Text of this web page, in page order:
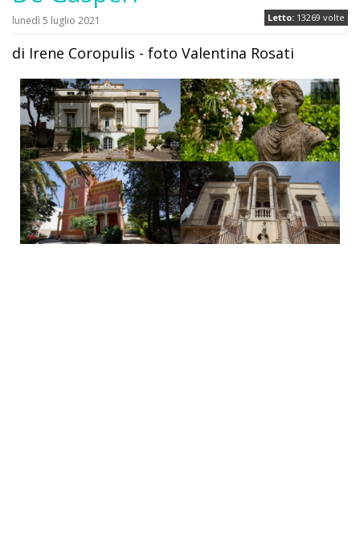
Letto: 13269 volte
lunedì 5 luglio 2021
di Irene Coropulis - foto Valentina Rosati